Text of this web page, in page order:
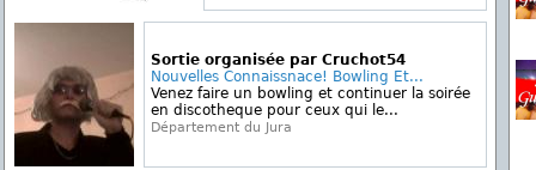
Sortie organisée par Cruchot54
Nouvelles Connaissnace! Bowling Et...
Venez faire un bowling et continuer la soirée
en discotheque pour ceux qui le...
Département du Jura